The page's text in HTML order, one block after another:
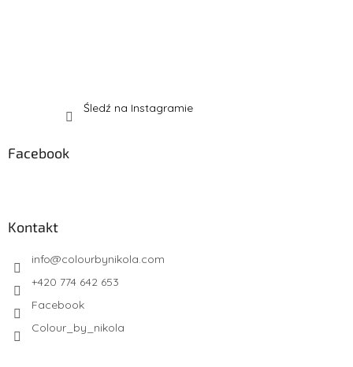
Śledź na Instagramie
Facebook
Kontakt
info@colourbynikola.com
+420 774 642 653
Facebook
Colour_by_nikola